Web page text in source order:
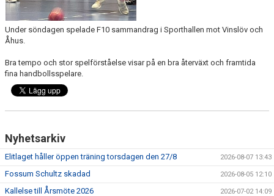
Under söndagen spelade F10 sammandrag i Sporthallen mot Vinslöv och
Åhus.
Bra tempo och stor spelförståelse visar på en bra återväxt och framtida
fina handbollsspelare.
Nyhetsarkiv
Elitlaget håller öppen träning torsdagen den 27/8 2026-08-07 13:43
Fossum Schultz skadad 2026-08-05 12:10
Kallelse till Årsmöte 2026 2026-07-02 14:09